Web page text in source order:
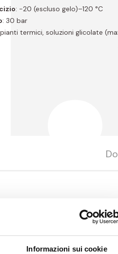
Informazioni sui cookie
: -20 (escluso gelo)–120 °C
: 30 bar
termici, soluzioni glicolate